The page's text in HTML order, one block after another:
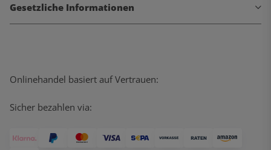
Gesetzliche Informationen
Onlinehandel basiert auf Vertrauen:
Sicher bezahlen via: